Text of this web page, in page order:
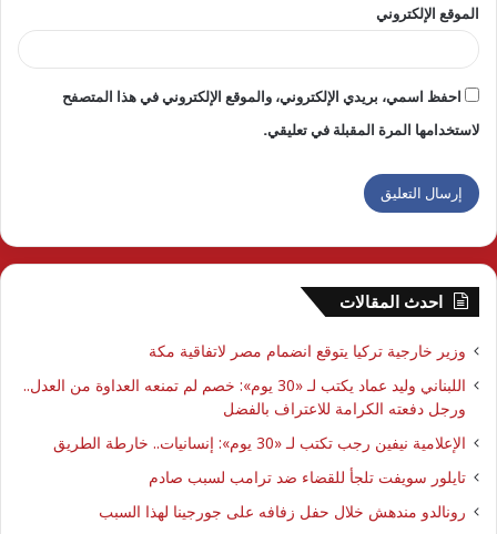
الموقع الإلكتروني
احفظ اسمي، بريدي الإلكتروني، والموقع الإلكتروني في هذا المتصفح
لاستخدامها المرة المقبلة في تعليقي.
احدث المقالات
وزير خارجية تركيا يتوقع انضمام مصر لاتفاقية مكة
اللبناني وليد عماد يكتب لـ «30 يوم»: خصم لم تمنعه العداوة من العدل..
ورجل دفعته الكرامة للاعتراف بالفضل
الإعلامية نيفين رجب تكتب لـ «30 يوم»: إنسانيات.. خارطة الطريق
تايلور سويفت تلجأ للقضاء ضد ترامب لسبب صادم
رونالدو مندهش خلال حفل زفافه على جورجينا لهذا السبب